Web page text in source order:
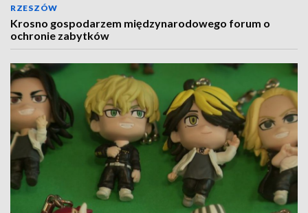
RZESZÓW
Krosno gospodarzem międzynarodowego forum o
ochronie zabytków